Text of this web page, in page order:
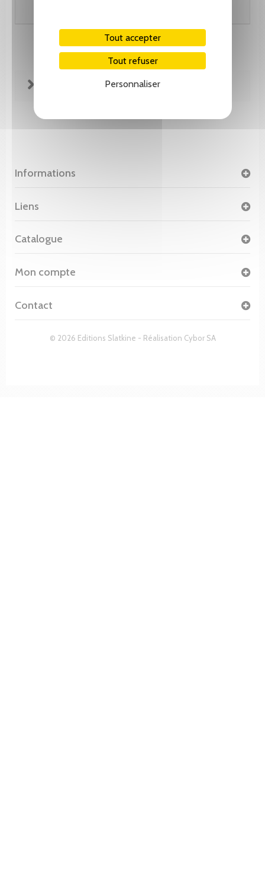
Tout accepter
Tout refuser
Personnaliser
FICHE TECHNIQUE
Informations
© 2026 Editions Slatkine - Réalisation Cybor SA
Liens
Catalogue
Mon compte
Contact